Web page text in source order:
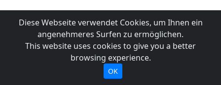
Diese Webseite verwendet Cookies, um Ihnen ein
angenehmeres Surfen zu ermöglichen.
This website uses cookies to give you a better
browsing experience.
OK